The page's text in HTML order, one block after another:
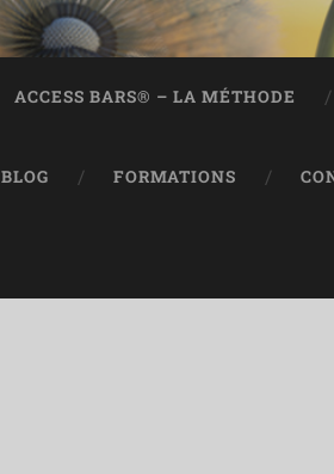
ACCESS BARS® – LA MÉTHODE
BLOG FORMATIONS